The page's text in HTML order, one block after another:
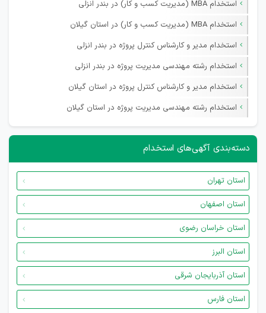
استخدام MBA (مدیریت کسب و کار) در بندر انزلی
استخدام MBA (مدیریت کسب و کار) در استان گیلان
استخدام مدیر و کارشناس کنترل پروژه در بندر انزلی
استخدام رشته مهندسی مدیریت پروژه در بندر انزلی
استخدام مدیر و کارشناس کنترل پروژه در استان گیلان
استخدام رشته مهندسی مدیریت پروژه در استان گیلان
دسته‌بندی آگهی‌های استخدام
استان تهران
استان اصفهان
استان خراسان رضوی
استان البرز
استان آذربایجان شرقی
استان فارس